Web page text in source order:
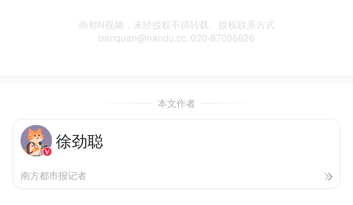
南都N视频，未经授权不得转载、授权联系方式
banquan@nandu.cc. 020-87006626
本文作者
徐劲聪
南方都市报记者